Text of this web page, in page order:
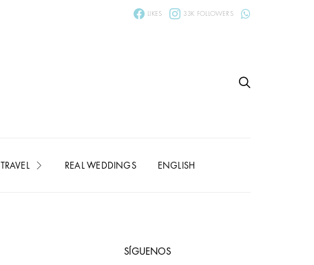
LIKES 33K FOLLOWERS
TRAVEL REAL WEDDINGS ENGLISH
SÍGUENOS